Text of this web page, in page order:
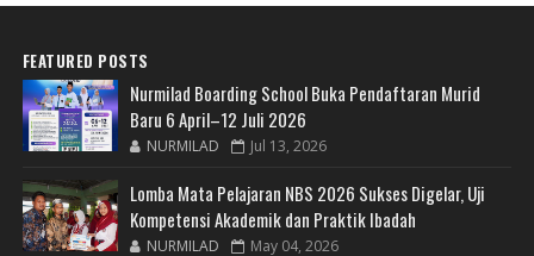
FEATURED POSTS
Nurmilad Boarding School Buka Pendaftaran Murid
Baru 6 April–12 Juli 2026
NURMILAD Jul 13, 2026
Lomba Mata Pelajaran NBS 2026 Sukses Digelar, Uji
Kompetensi Akademik dan Praktik Ibadah
NURMILAD May 04, 2026